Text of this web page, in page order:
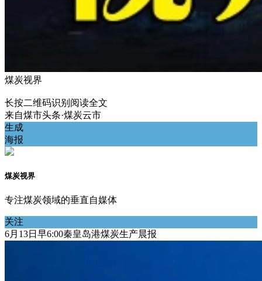
煤炭视界
长按二维码识别阅读全文
来自煤市头条·煤炭云市
生成
海报
煤炭视界
专注煤炭领域的垂直自媒体
关注
6月13日早6:00秦皇岛港煤炭生产晨报